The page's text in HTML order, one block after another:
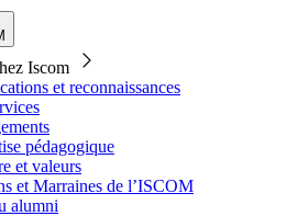
Iscom
et reconnaissances
pédagogique
et valeurs
et Marraines de l’ISCOM
alumni